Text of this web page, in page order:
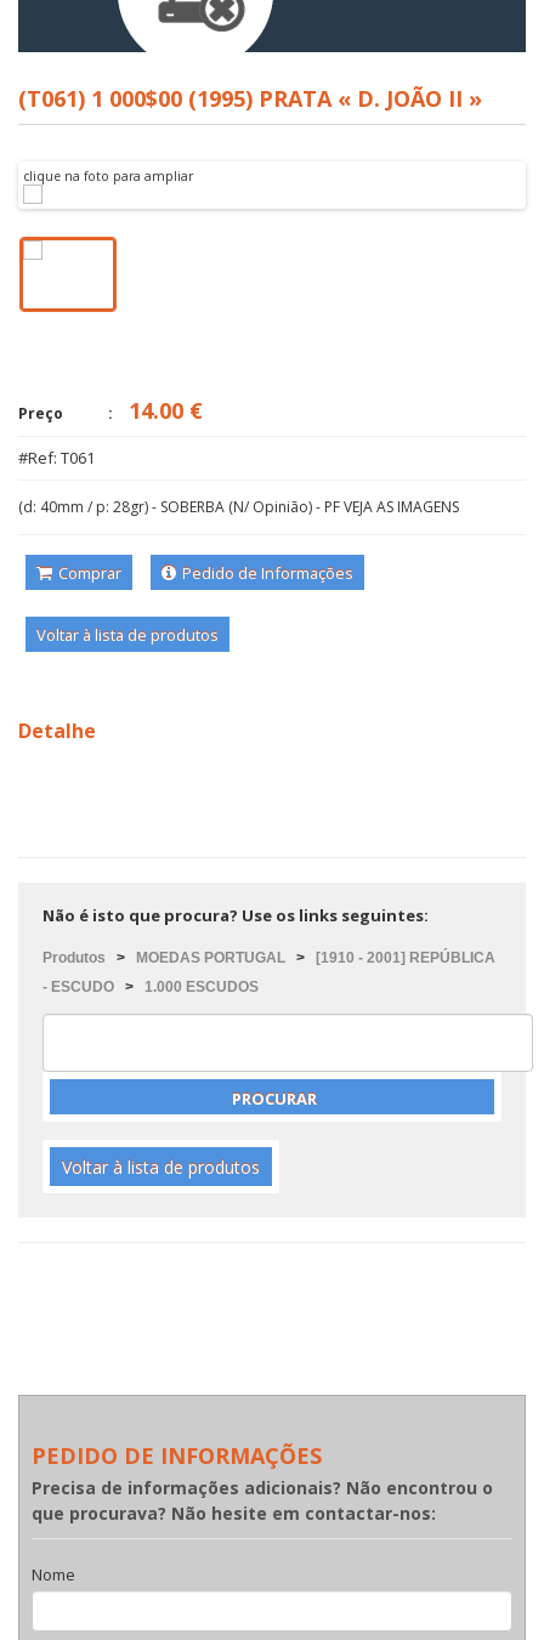
(T061) 1 000$00 (1995) PRATA « D. JOÃO II »
clique na foto para ampliar
Preço 14.00 €
#Ref: T061
(d: 40mm / p: 28gr) - SOBERBA (N/ Opinião) - PF VEJA AS IMAGENS
Comprar Pedido de Informações
Voltar à lista de produtos
Detalhe
Não é isto que procura? Use os links seguintes:
Produtos > MOEDAS PORTUGAL >
[1910 - 2001] REPÚBLICA
- ESCUDO > 1.000 ESCUDOS
Voltar à lista de produtos
PEDIDO DE INFORMAÇÕES
Precisa de informações adicionais? Não encontrou o
que procurava? Não hesite em contactar-nos:
Nome